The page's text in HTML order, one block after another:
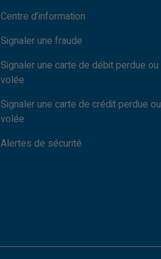
Centre d’information
Signaler une fraude
Signaler une carte de débit perdue ou
volée
Signaler une carte de crédit perdue ou
volée
Alertes de sécurité